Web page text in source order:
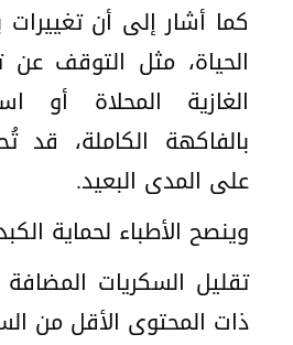
كما أشار إلى أن
الحياة، مثل التوقف عن
الغازية المحلاة أو
بالفاكهة الكاملة، قد
على المدى البعيد.
وينصح الأطباء لحماية
تقليل السكريات المضافة
ذات المحتوى الأقل من